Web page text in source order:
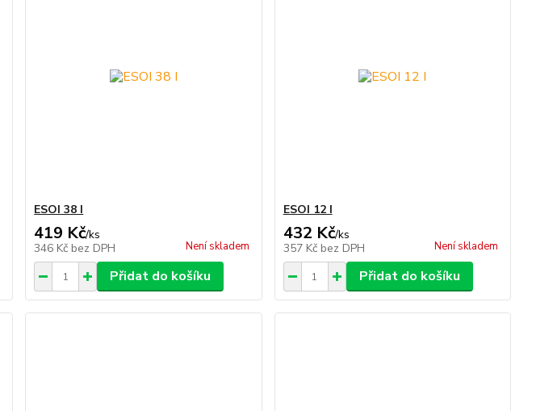
ESOI 38 I
419 Kč/ks
346 Kč bez DPH Není skladem
Přidat do košíku
ESOI 12 I
432 Kč/ks
357 Kč bez DPH Není skladem
Přidat do košíku